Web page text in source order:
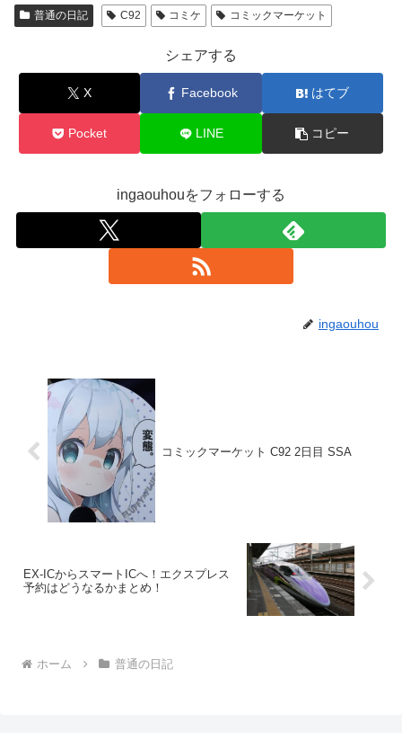
普通の日記 C92 コミケ コミックマーケット
シェアする
X Facebook はてブ
Pocket LINE コピー
ingaouhouをフォローする
ingaouhou
コミックマーケット C92 2日目 SSA
EX-ICからスマートICへ！エクスプレス
予約はどうなるかまとめ！
ホーム 普通の日記